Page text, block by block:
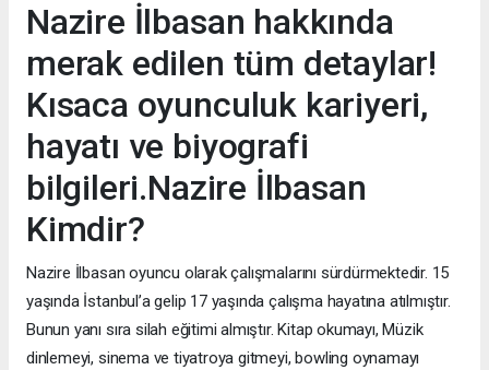
Nazire İlbasan hakkında
merak edilen tüm detaylar!
Kısaca oyunculuk kariyeri,
hayatı ve biyografi
bilgileri.Nazire İlbasan
Kimdir?
Nazire İlbasan oyuncu olarak çalışmalarını sürdürmektedir. 15
yaşında İstanbul’a gelip 17 yaşında çalışma hayatına atılmıştır.
Bunun yanı sıra silah eğitimi almıştır. Kitap okumayı, Müzik
dinlemeyi, sinema ve tiyatroya gitmeyi, bowling oynamayı